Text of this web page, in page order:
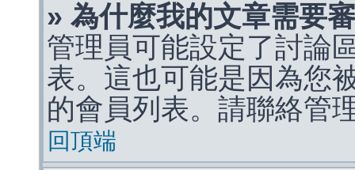
» 為什麼我的文章需要
管理員可能設定了討論
表。這也可能是因為您
的會員列表。請聯絡管
回頂端